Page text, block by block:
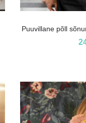
Puuvillane põll